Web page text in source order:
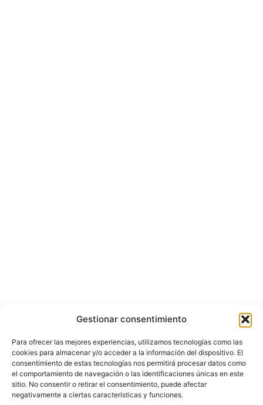
Gestionar consentimiento
Para ofrecer las mejores experiencias, utilizamos tecnologías como las
cookies para almacenar y/o acceder a la información del dispositivo. El
consentimiento de estas tecnologías nos permitirá procesar datos como
el comportamiento de navegación o las identificaciones únicas en este
sitio. No consentir o retirar el consentimiento, puede afectar
negativamente a ciertas características y funciones.